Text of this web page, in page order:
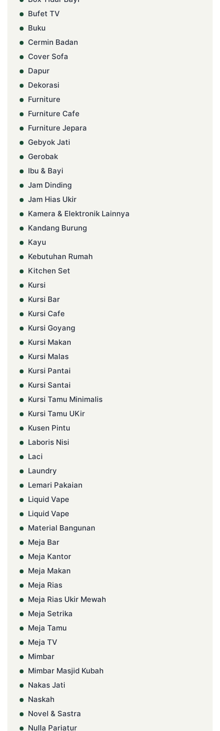
Bufet TV
Buku
Cermin Badan
Cover Sofa
Dapur
Dekorasi
Furniture
Furniture Cafe
Furniture Jepara
Gebyok Jati
Gerobak
Ibu & Bayi
Jam Dinding
Jam Hias Ukir
Kamera & Elektronik Lainnya
Kandang Burung
Kayu
Kebutuhan Rumah
Kitchen Set
Kursi
Kursi Bar
Kursi Cafe
Kursi Goyang
Kursi Makan
Kursi Malas
Kursi Pantai
Kursi Santai
Kursi Tamu Minimalis
Kursi Tamu UKir
Kusen Pintu
Laboris Nisi
Laci
Laundry
Lemari Pakaian
Liquid Vape
Liquid Vape
Material Bangunan
Meja Bar
Meja Kantor
Meja Makan
Meja Rias
Meja Rias Ukir Mewah
Meja Setrika
Meja Tamu
Meja TV
Mimbar
Mimbar Masjid Kubah
Nakas Jati
Naskah
Novel & Sastra
Nulla Pariatur